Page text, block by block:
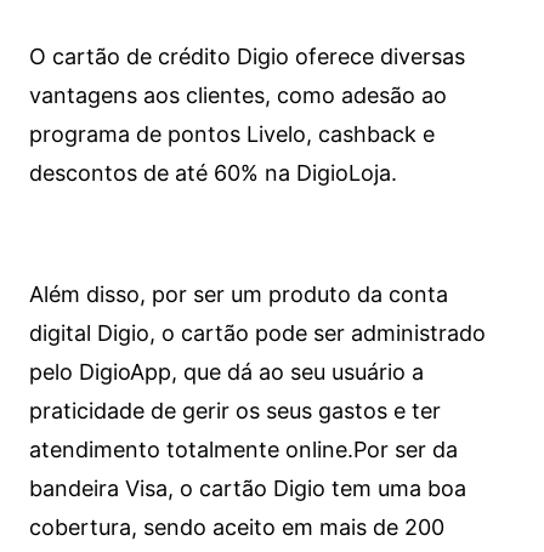
O cartão de crédito Digio oferece diversas
vantagens aos clientes, como adesão ao
programa de pontos Livelo, cashback e
descontos de até 60% na DigioLoja.
Além disso, por ser um produto da conta
digital Digio, o cartão pode ser administrado
pelo DigioApp, que dá ao seu usuário a
praticidade de gerir os seus gastos e ter
atendimento totalmente online.Por ser da
bandeira Visa, o cartão Digio tem uma boa
cobertura, sendo aceito em mais de 200